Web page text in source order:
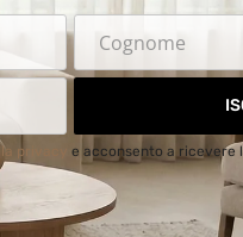
privacy e acconsento a ricevere